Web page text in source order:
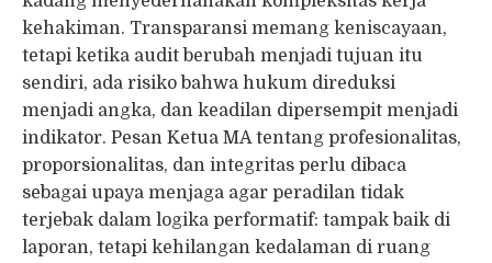
kehakiman. Transparansi memang keniscayaan,
tetapi ketika audit berubah menjadi tujuan itu
sendiri, ada risiko bahwa hukum direduksi
menjadi angka, dan keadilan dipersempit menjadi
indikator. Pesan Ketua MA tentang profesionalitas,
proporsionalitas, dan integritas perlu dibaca
sebagai upaya menjaga agar peradilan tidak
terjebak dalam logika performatif: tampak baik di
laporan, tetapi kehilangan kedalaman di ruang